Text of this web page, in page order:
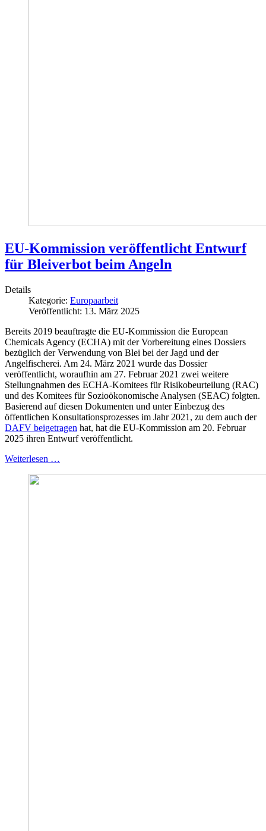
EU-Kommission veröffentlicht Entwurf
für Bleiverbot beim Angeln
Details
Kategorie: Europaarbeit
Veröffentlicht: 13. März 2025
Bereits 2019 beauftragte die EU-Kommission die European
Chemicals Agency (ECHA) mit der Vorbereitung eines Dossiers
bezüglich der Verwendung von Blei bei der Jagd und der
Angelfischerei. Am 24. März 2021 wurde das Dossier
veröffentlicht, woraufhin am 27. Februar 2021 zwei weitere
Stellungnahmen des ECHA-Komitees für Risikobeurteilung (RAC)
und des Komitees für Sozioökonomische Analysen (SEAC) folgten.
Basierend auf diesen Dokumenten und unter Einbezug des
öffentlichen Konsultationsprozesses im Jahr 2021, zu dem auch der
DAFV beigetragen hat, hat die EU-Kommission am 20. Februar
2025 ihren Entwurf veröffentlicht.
Weiterlesen …